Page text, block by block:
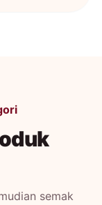
semak